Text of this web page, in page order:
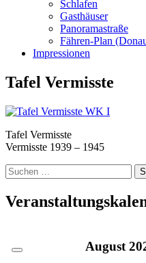
Schlafen
Gasthäuser
Panoramastraße
Fähren-Plan
Impressionen
Tafel Vermisste
Tafel Vermisste
Vermisste 1939 – 1945
Suche
nach:
August